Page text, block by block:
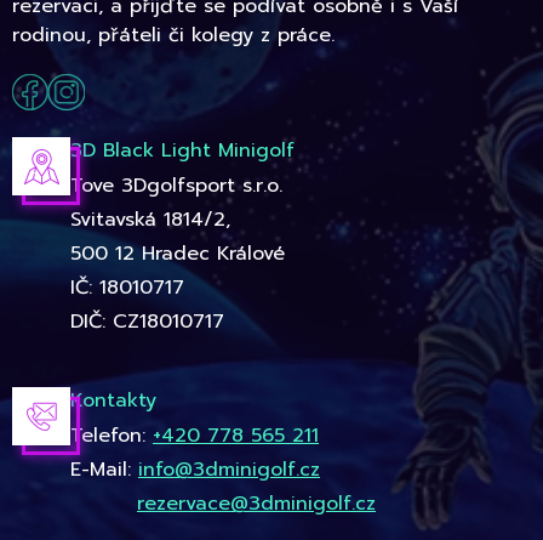
rezervaci, a přijďte se podívat osobně i s Vaší
rodinou, přáteli či kolegy z práce.
3D Black Light Minigolf
Tove 3Dgolfsport s.r.o.
Svitavská 1814/2,
500 12 Hradec Králové
IČ: 18010717
DIČ: CZ18010717
Kontakty
Telefon: +420 778 565 211
E-Mail: info@3dminigolf.cz
rezervace@3dminigolf.cz